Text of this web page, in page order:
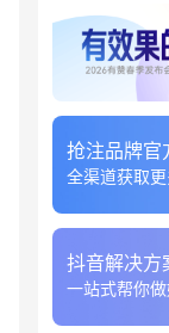
抢注品牌官
全渠道获取
抖音解决方
一站式帮你